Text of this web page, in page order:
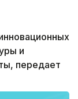
и
передает